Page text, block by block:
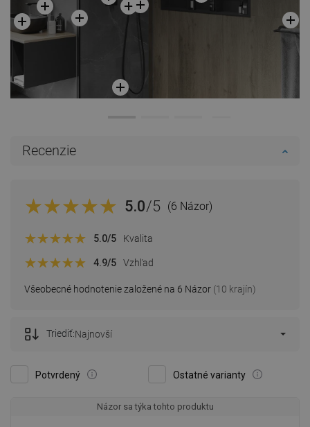
Recenzie
5.0/5 (6 Názor)
Všeobecné hodnotenie založené na 6 Názor (10 krajín)
5.0/5 Kvalita
4.9/5 Vzhľad
Potvrdený Ostatné varianty
Triediť:Najnovší
Názor sa týka tohto produktu